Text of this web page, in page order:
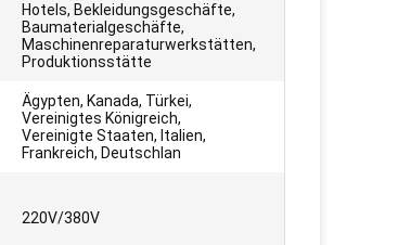
Hotels, Bekleidungsgeschäfte,
Baumaterialgeschäfte,
Maschinenreparaturwerkstätten,
Produktionsstätte
Ägypten, Kanada, Türkei,
Vereinigtes Königreich,
Vereinigte Staaten, Italien,
Frankreich, Deutschlan
220V/380V